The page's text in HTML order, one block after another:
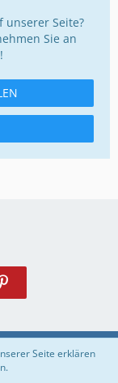
unserer Seite?
Sie an
Seite erklären